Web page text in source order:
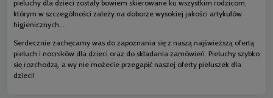
pieluchy dla dzieci zostały bowiem skierowane ku wszystkim rodzicom,
którym w szczególności zależy na doborze wysokiej jakości artykułów
higienicznych...
Serdecznie zachęcamy was do zapoznania się z naszą najświeższą ofertą
pieluch i nocników dla dzieci oraz do składania zamówień. Pieluchy szybko
się rozchodzą, a wy nie możecie przegapić naszej oferty pieluszek dla
dzieci!